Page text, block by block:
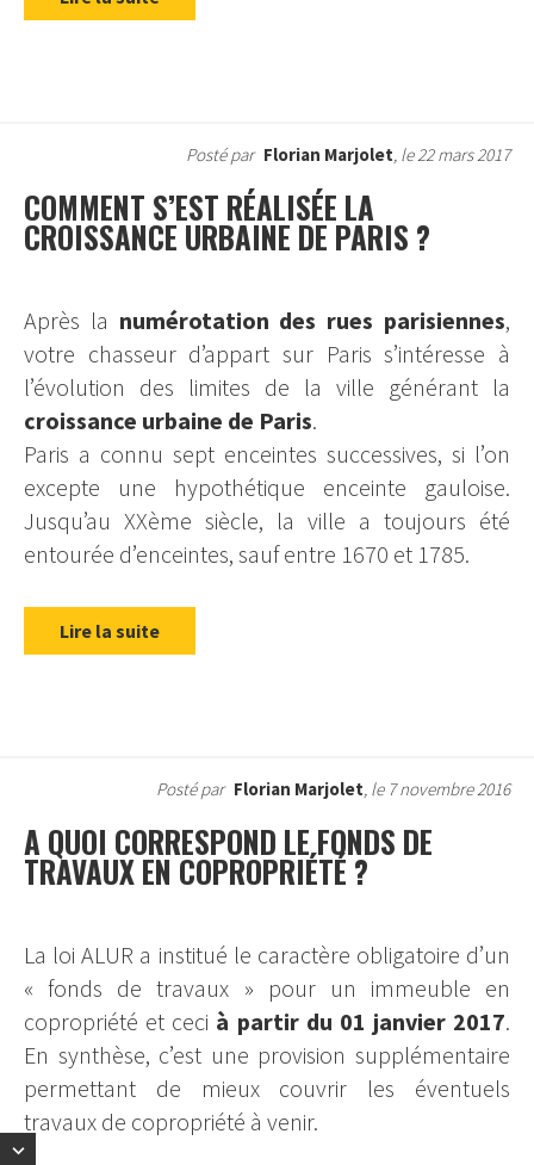
Posté par Florian Marjolet, le 22 mars 2017
COMMENT S’EST RÉALISÉE LA
CROISSANCE URBAINE DE PARIS ?
Après la numérotation des rues parisiennes,
votre chasseur d’appart sur Paris s’intéresse à
l’évolution des limites de la ville générant la
croissance urbaine de Paris.
Paris a connu sept enceintes successives, si l’on
excepte une hypothétique enceinte gauloise.
Jusqu’au XXème siècle, la ville a toujours été
entourée d’enceintes, sauf entre 1670 et 1785.
Lire la suite
Posté par Florian Marjolet, le 7 novembre 2016
A QUOI CORRESPOND LE FONDS DE
TRAVAUX EN COPROPRIÉTÉ ?
La loi ALUR a institué le caractère obligatoire d’un
« fonds de travaux » pour un immeuble en
copropriété et ceci à partir du 01 janvier 2017.
En synthèse, c’est une provision supplémentaire
permettant de mieux couvrir les éventuels
travaux de copropriété à venir.